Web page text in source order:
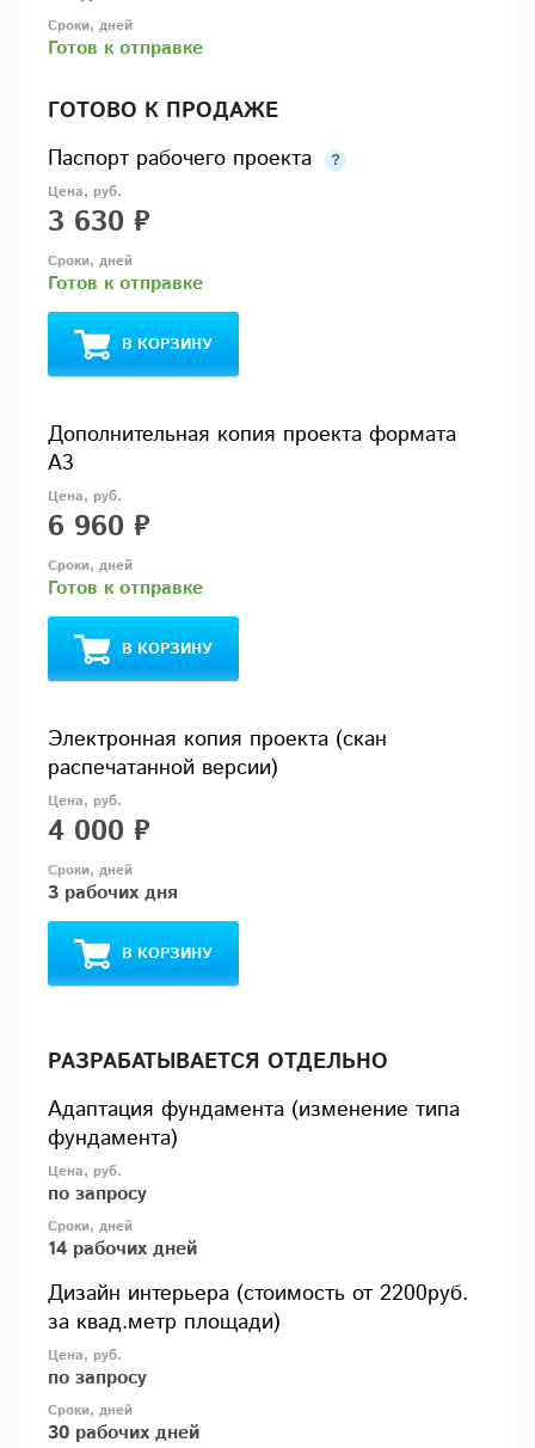
Готов к отправке
ГОТОВО К ПРОДАЖЕ
Паспорт рабочего проекта
3 630 ₽
Готов к отправке
В КОРЗИНУ
Дополнительная копия проекта формата
А3
6 960 ₽
Готов к отправке
В КОРЗИНУ
Электронная копия проекта (скан
распечатанной версии)
4 000 ₽
3 рабочих дня
В КОРЗИНУ
РАЗРАБАТЫВАЕТСЯ ОТДЕЛЬНО
Адаптация фундамента (изменение типа
фундамента)
по запросу
14 рабочих дней
Дизайн интерьера (стоимость от 2200руб.
за квад.метр площади)
по запросу
30 рабочих дней